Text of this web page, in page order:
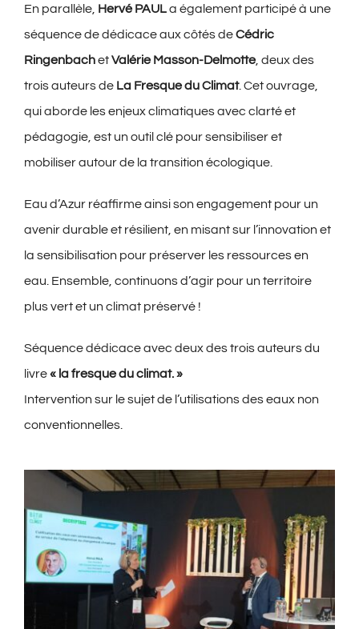
En parallèle, Hervé PAULa également participé à une
séquence de dédicace aux côtés deCédric
RingenbachetValérie Masson-Delmotte, deux des
trois auteurs de La Fresque du Climat. Cet ouvrage,
qui aborde les enjeux climatiques avec clarté et
pédagogie, est un outil clé pour sensibiliser et
mobiliser autour de la transition écologique.
Eau d’Azur réaffirme ainsi son engagement pour un
avenir durable et résilient, en misant sur l’innovation et
la sensibilisation pour préserver les ressources en
eau. Ensemble, continuons d’agir pour un territoire
plus vert et un climat préservé !
Séquence dédicace avec deux des trois auteurs du
livre« la fresque du climat. »
Intervention sur le sujet de l’utilisations des eaux non
conventionnelles.